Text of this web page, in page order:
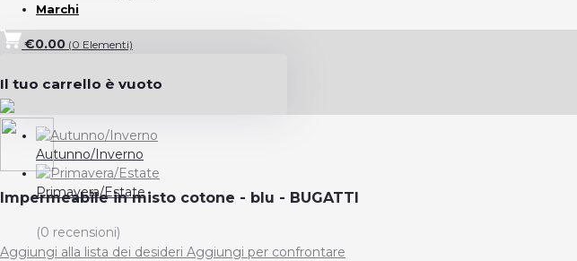
Marchi
€0.00 (0 Elementi)
Il tuo carrello è vuoto
Autunno/Inverno
Primavera/Estate
Impermeabile in misto cotone - blu - BUGATTI
(0 recensioni)
Aggiungi alla lista dei desideri Aggiungi per confrontare